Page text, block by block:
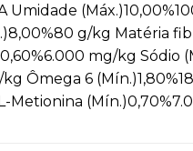
Umidade
g/kg Matéria
mg/kg Sódio
kg Ômega 6
Metionina